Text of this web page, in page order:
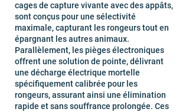
cages de capture vivante avec des appâts,
sont conçus pour une sélectivité
maximale, capturant les rongeurs tout en
épargnant les autres animaux.
Parallèlement, les pièges électroniques
offrent une solution de pointe, délivrant
une décharge électrique mortelle
spécifiquement calibrée pour les
rongeurs, assurant ainsi une élimination
rapide et sans souffrance prolongée. Ces